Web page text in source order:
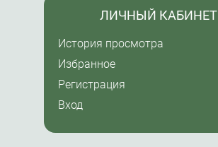
ЛИЧНЫЙ КАБИНЕТ
История просмотра
Избранное
Регистрация
Вход